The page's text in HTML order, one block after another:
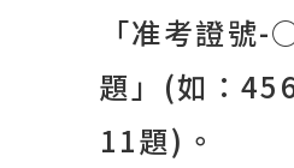
「准考證號-
題」 (如：
11題) 。